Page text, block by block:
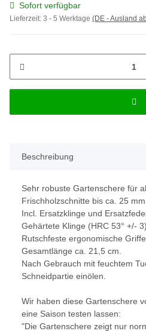
Sofort verfügbar
Lieferzeit: 3 - 5 Werktage (DE - Ausland
Beschreibung
Sehr robuste Gartenschere für
Frischholzschnitte bis ca. 25
Incl. Ersatzklinge und
Gehärtete Klinge (HRC 53° +/-
Rutschfeste ergonomische
Gesamtlänge ca. 21,5 cm.
Nach Gebrauch mit feuchtem
Schneidpartie einölen.
Wir haben diese Gartenschere
eine Saison testen lassen:
"Die Gartenschere zeigt nur